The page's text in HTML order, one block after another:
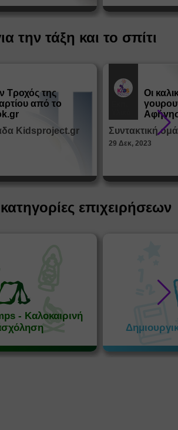
την τάξη και το σπίτι
Tροχός της
από το
Kidsproject.gr
Οι
από τα
Συντακτική
29 Δεκ, 2023
επιχειρήσεων
- Καλοκαιρινή